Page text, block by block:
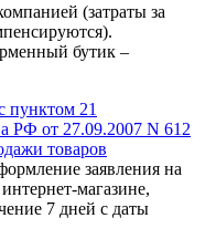
(затраты за
бутик –
пунктом 21
РФ от 27.09.2007 N 612
товаров
заявления на
магазине,
7 дней с даты